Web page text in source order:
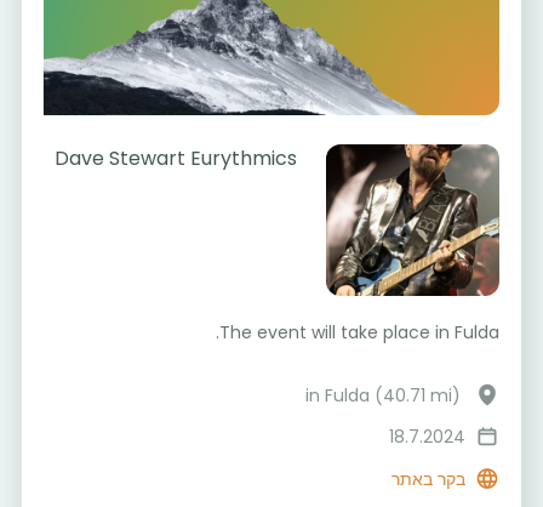
Dave Stewart Eurythmics
The event will take place in Fulda.
18.7.2024
בקר באתר